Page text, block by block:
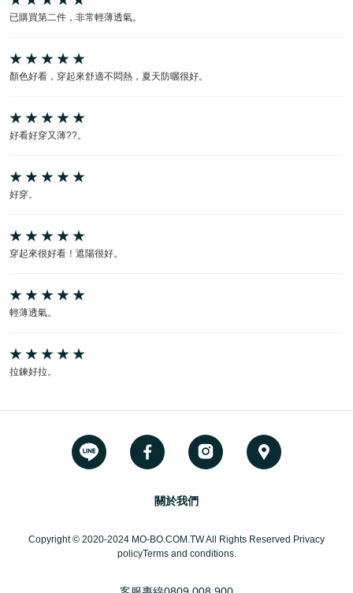
已購買第二件，非常輕薄透氣。
顏色好看，穿起來舒適不悶熱，夏天防曬很好。
好看好穿又薄??。
好穿。
穿起來很好看！遮陽很好。
輕薄透氣。
拉鍊好拉。
關於我們
Copyright © 2020-2024 MO-BO.COM.TW All Rights Reserved Privacy
policyTerms and conditions.